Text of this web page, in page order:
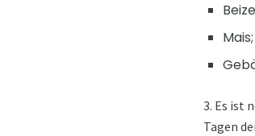
Mais;
3. Es ist
Tagen